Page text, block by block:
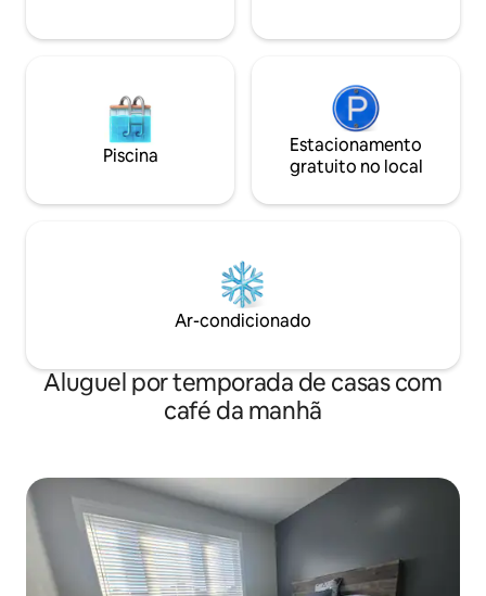
Piscina
Estacionamento
gratuito no local
Ar-condicionado
Aluguel por temporada de casas com
café da manhã